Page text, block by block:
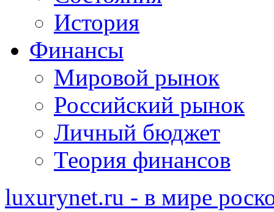
История
Финансы
Мировой рынок
Российский рынок
Личный бюджет
Теория финансов
luxurynet.ru - в мире